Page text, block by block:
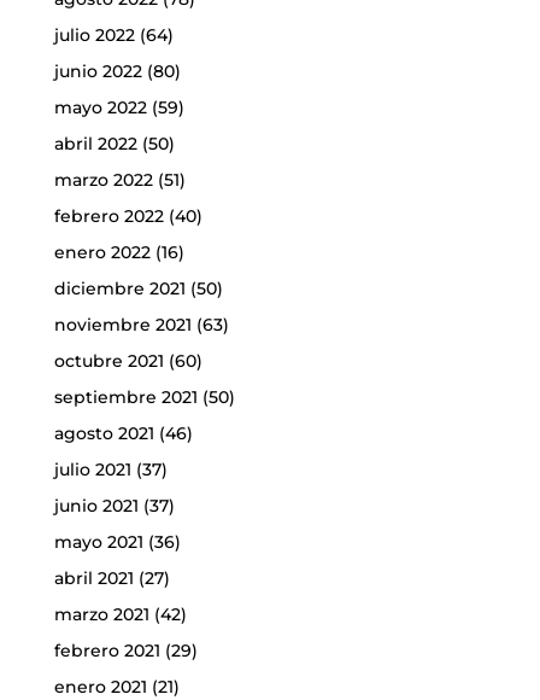
julio 2022(64)
junio 2022(80)
mayo 2022(59)
abril 2022(50)
marzo 2022(51)
febrero 2022(40)
enero 2022(16)
diciembre 2021 (50)
noviembre 2021 (63)
octubre 2021 (60)
septiembre 2021 (50)
agosto 2021 (46)
julio 2021 (37)
junio 2021 (37)
mayo 2021 (36)
abril 2021 (27)
marzo 2021 (42)
febrero 2021 (29)
enero 2021 (21)